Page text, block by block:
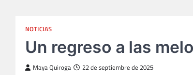
NOTICIAS
Un regreso a las
Maya Quiroga 22 de septiembre de 2025